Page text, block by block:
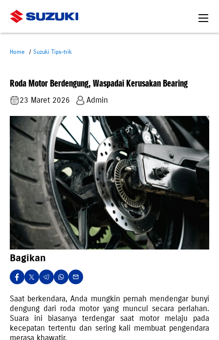
Home Suzuki Tips-trik
Roda Motor Berdengung, Waspadai Kerusakan Bearing
23 Maret 2026 Admin
Bagikan
Saat berkendara, Anda mungkin pernah mendengar bunyi
dengung dari roda motor yang muncul secara perlahan.
Suara ini biasanya terdengar saat motor melaju pada
kecepatan tertentu dan sering kali membuat pengendara
merasa khawatir.